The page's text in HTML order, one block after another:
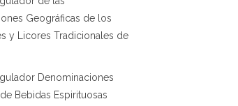
Geográficas de los
y Licores Tradicionales de
Denominaciones
Bebidas Espirituosas